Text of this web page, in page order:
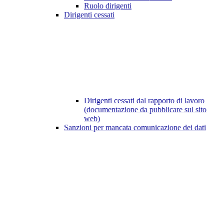
Ruolo dirigenti
Dirigenti cessati
Dirigenti cessati dal rapporto di lavoro
(documentazione da pubblicare sul sito
web)
Sanzioni per mancata comunicazione dei dati